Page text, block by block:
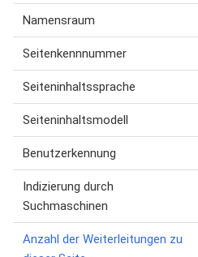
Namensraum
Seitenkennnummer
Seiteninhaltssprache
Seiteninhaltsmodell
Benutzerkennung
Indizierung durch
Suchmaschinen
Anzahl der Weiterleitungen zu